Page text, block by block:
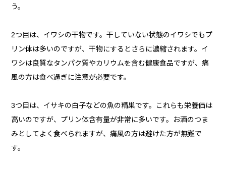
う。
2つ目は、イワシの干物です。干していない状態のイワシでもプ
リン体は多いのですが、干物にするとさらに濃縮されます。イ
ワシは良質なタンパク質やカリウムを含む健康食品ですが、痛
風の方は食べ過ぎに注意が必要です。
3つ目は、イサキの白子などの魚の精巣です。これらも栄養価は
高いのですが、プリン体含有量が非常に多いです。お酒のつま
みとしてよく食べられますが、痛風の方は避けた方が無難で
す。